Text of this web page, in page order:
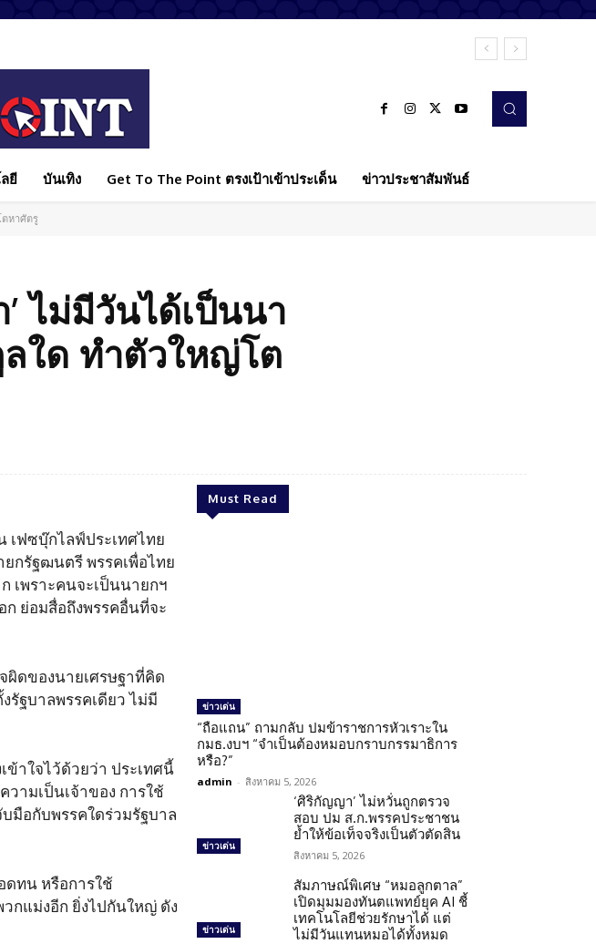
ยี บันเทิง Get To The Point ตรงเป้าเข้าประเด็น ข่าวประชาสัมพันธ์
ตหาศัตรู
’ ไม่มีวันได้เป็นนา
ใด ทำตัวใหญ่โต
เฟซบุ๊กไลฟ์ประเทศไทย
ยกรัฐฒนตรี พรรคเพื่อไทย
เพราะคนจะเป็นนายกฯ
ก ย่อมสื่อถึงพรรคอื่นที่จะ
ผิดของนายเศรษฐาที่คิด
รัฐบาลพรรคเดียว ไม่มี
ข้าใจไว้ด้วยว่า ประเทศนี้
ามเป็นเจ้าของ การใช้
มือกับพรรคใดร่วมรัฐบาล
ดทน หรือการใช้
แม่งอีก ยิ่งไปกันใหญ่ ดัง
Must Read
ข่าวเด่น
“ถือแถน” ถามกลับ ปมข้าราชการหัวเราะใน
กมธ.งบฯ “จำเป็นต้องหมอบกราบกรรมาธิการ
หรือ?”
admin - สิงหาคม 5, 2026
ข่าวเด่น
‘ศิริกัญญา’ ไม่หวั่นถูกตรวจ
สอบ ปม ส.ก.พรรคประชาชน
ย้ำให้ข้อเท็จจริงเป็นตัวตัดสิน
สิงหาคม 5, 2026
ข่าวเด่น
สัมภาษณ์พิเศษ “หมอลูกตาล”
เปิดมุมมองทันตแพทย์ยุค AI ชี้
เทคโนโลยีช่วยรักษาได้ แต่
ไม่มีวันแทนหมอได้ทั้งหมด